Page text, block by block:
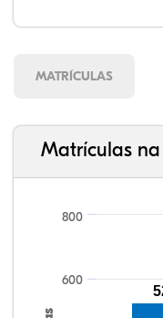
MATRÍCULAS
Matrículas
600
800